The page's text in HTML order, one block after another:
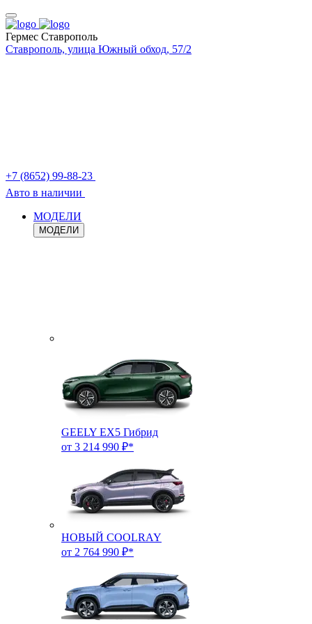
Гермес Ставрополь
Ставрополь, улица Южный обход, 57/2
+7 (8652) 99-88-23
Авто в наличии
МОДЕЛИ
МОДЕЛИ
GEELY EX5 Гибрид
от 3 214 990 ₽*
НОВЫЙ COOLRAY
от 2 764 990 ₽*